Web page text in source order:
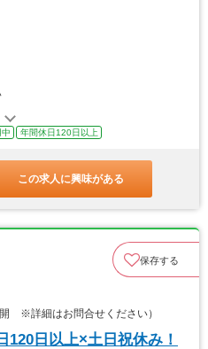
年間休日120日以上
この求人に興味がある
保存する
※詳細はお問合せください）
120日以上×土日祝休み！